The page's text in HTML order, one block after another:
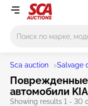
Sca auction >Salvage
автомобили
Showing results 1 - 30